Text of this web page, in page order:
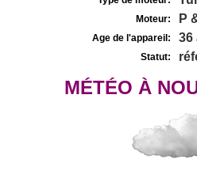
Moteur: P
Age de l'appareil: 36
Statut:
MÉTÉO À